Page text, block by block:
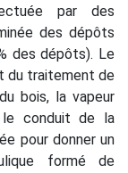
par des
des dépôts
des dépôts). Le
du traitement de
bois, la vapeur
le conduit de la
pour donner un
formé de